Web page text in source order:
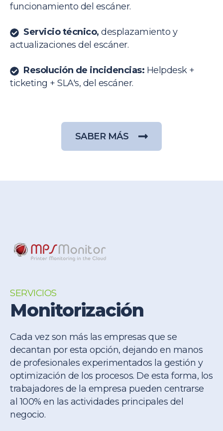
funcionamiento del escáner.
Servicio técnico, desplazamiento y
actualizaciones del escáner.
Resolución de incidencias: Helpdesk +
ticketing + SLA's, del escáner.
SABER MÁS
SERVICIOS
Monitorización
Cada vez son más las empresas que se
decantan por esta opción, dejando en manos
de profesionales experimentados la gestión y
optimización de los procesos. De esta forma, los
trabajadores de la empresa pueden centrarse
al 100% en las actividades principales del
negocio.